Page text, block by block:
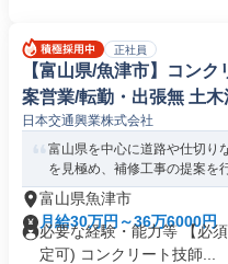
正社員
【富山県/魚津市】コン
案営業/転勤・出張無 土
日本交通興業株式会社
富山県を中心に道路や仕切り
を見極め、補修工事の提案を
富山県魚津市
月給30万円～36万6000円
必要な経験・能力等 【必
定可) コンクリート技師...